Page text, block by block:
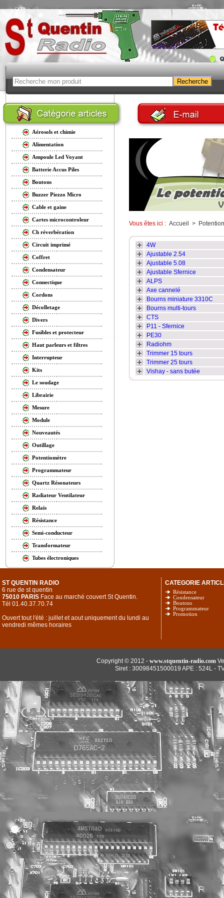
Aérosols et chimie
Alimentation
Ampoule Led Voyant
Batterie Accus Piles
Boutons
Buzzer Piezzo Micro
Cable et gaine
Cartes microcontroleur
Ch réverbération
Circuit imprimé
Coffret
Condensateur
Connectique
Cordons
Décolletage
Divers
Fusibles et protecteur
Haut parleurs et filtres
Interrupteur
Kits
Le soudage
Librairie
Mesure
Module
Nouveautés
Outillage
Potentiomètre
Programmateur
Quartz Résonateurs
Radiateur Ventilateur
Relais
Résistance
Semi-conducteur
Transformateur
Tubes électroniques
Vous êtes ici : Accueil >
4W
Ajustable 2.54
Ajustable 5.08
Ajustable Sfernice
ALPS
Axe cannelé
Bourns miniature 3310C
Bourns multi-tours
CTS
P11 - Sfernice
PE30
Radiohm
Trimmer 15 tours
Trimmer 25 tours
Vishay - sans butée
ST QUENTIN RADIO
6 rue de st quentin
75010 PARIS Face au marché couvert St Quentin.
Tél 01.40.37.70.74
Ouvert tout l'été : juillet et aout uniquement du lundi au
vendredi mêmes horaires
CATEGORIE
Résistance
Condensateur
Boutons
Programmateur
Promotion
Copyright © 2012 - www.stquentin-radio.com
Siret : 30098451500019 APE : 524L -